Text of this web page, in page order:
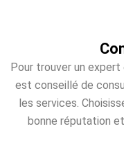
Pour trouver un
est conseillé de
les services.
bonne réputation